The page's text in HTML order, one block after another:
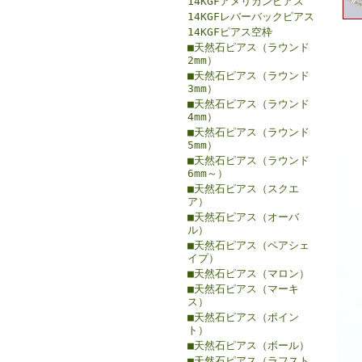
14KGFレバーバックピアス
14KGFピアス空枠
■天然石ピアス（ラウンド
2mm）
■天然石ピアス（ラウンド
3mm）
■天然石ピアス（ラウンド
4mm）
■天然石ピアス（ラウンド
5mm）
■天然石ピアス（ラウンド
6mm～）
■天然石ピアス（スクエ
ア）
■天然石ピアス（オーバ
ル）
■天然石ピアス（ペアシェ
イプ）
■天然石ピアス（マロン）
■天然石ピアス（マーキ
ス）
■天然石ピアス（ポイン
ト）
■天然石ピアス（ボール）